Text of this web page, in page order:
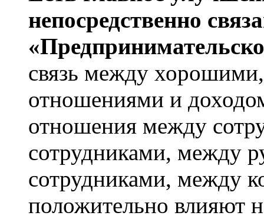
непосредственно
связь между
отношениями и
отношения между
сотрудниками, между
сотрудниками, между
положительно влияют